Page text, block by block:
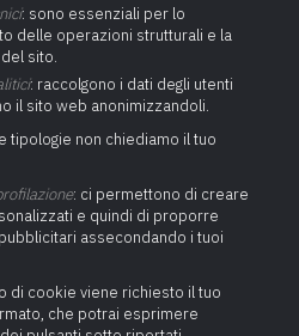
fondo risorse
previdenziali
per l’attivazione di
Pubblico
e organismi
degli enti locali
del sistema di
documentale alle
linee guida sul
informatico
dei Dati (RPD,
denominato Data
Officer, DPO)
transizione al
IVA
IRAP
di fine e inizio
alla predisposizione
Piano Economico-
di supporto Gare
(ex Legge 10/91)
Pratiche Sismiche
giugno
: sono essenziali per lo
delle operazioni strutturali e la
sito.
: raccolgono i dati degli utenti
il sito web anonimizzandoli.
tipologie non chiediamo il tuo
: ci permettono di creare
e quindi di proporre
assecondando i tuoi
di cookie viene richiesto il tuo
che potrai esprimere